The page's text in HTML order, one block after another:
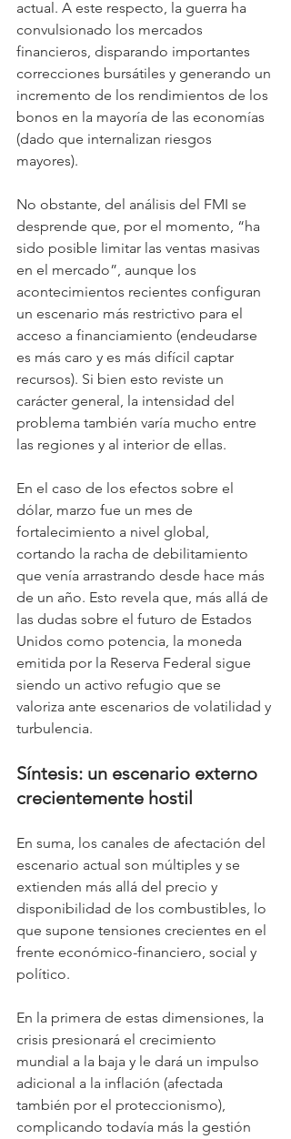
actual. A este respecto, la guerra ha
convulsionado los mercados
financieros, disparando importantes
correcciones bursátiles y generando un
incremento de los rendimientos de los
bonos en la mayoría de las economías
(dado que internalizan riesgos
mayores).
No obstante, del análisis del FMI se
desprende que, por el momento, “ha
sido posible limitar las ventas masivas
en el mercado”, aunque los
acontecimientos recientes configuran
un escenario más restrictivo para el
acceso a financiamiento (endeudarse
es más caro y es más difícil captar
recursos). Si bien esto reviste un
carácter general, la intensidad del
problema también varía mucho entre
las regiones y al interior de ellas.
En el caso de los efectos sobre el
dólar, marzo fue un mes de
fortalecimiento a nivel global,
cortando la racha de debilitamiento
que venía arrastrando desde hace más
de un año. Esto revela que, más allá de
las dudas sobre el futuro de Estados
Unidos como potencia, la moneda
emitida por la Reserva Federal sigue
siendo un activo refugio que se
valoriza ante escenarios de volatilidad y
turbulencia.
Síntesis: un escenario externo
crecientemente hostil
En suma, los canales de afectación del
escenario actual son múltiples y se
extienden más allá del precio y
disponibilidad de los combustibles, lo
que supone tensiones crecientes en el
frente económico-financiero, social y
político.
En la primera de estas dimensiones, la
crisis presionará el crecimiento
mundial a la baja y le dará un impulso
adicional a la inflación (afectada
también por el proteccionismo),
complicando todavía más la gestión